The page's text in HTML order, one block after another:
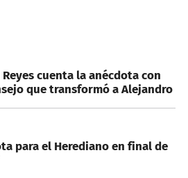
Reyes cuenta la anécdota con
que transformó a Alejandro
para el Herediano en final de